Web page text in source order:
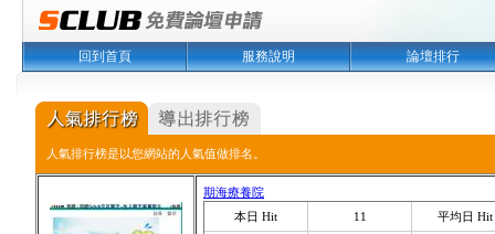
回到首頁 服務說明 論壇排行
人氣排行榜是以您網站的人氣值做排名。
期海療養院
本日 Hit
11 平均日 Hit